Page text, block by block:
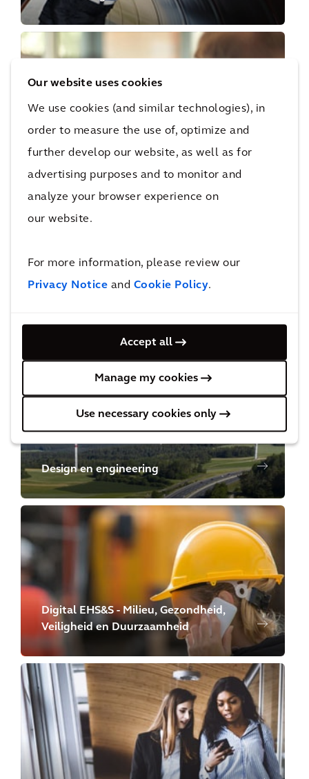
Our website uses cookies
We use cookies (and similar technologies), in
order to measure the use of, optimize and
further develop our website, as well as for
advertising purposes and to monitor and
analyze your browser experience on
our website.
For more information, please review our
Privacy Notice and Cookie Policy.
Accept all
Manage my cookies
Use necessary cookies only
Bedrijfsadviseur
Design en engineering
Digital EHS&S - Milieu, Gezondheid,
Veiligheid en Duurzaamheid